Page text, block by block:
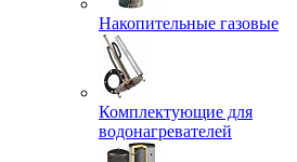
Накопительные газовые
Комплектующие для
водонагревателей